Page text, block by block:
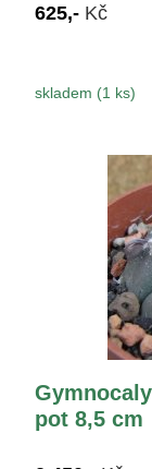
625,- Kč
skladem (1 ks)
pot 8,5 cm